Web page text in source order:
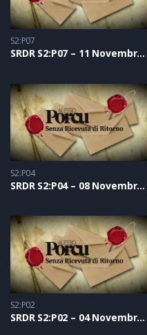
S2:P07
SRDR S2:P07 – 11 Novembre 2021
S2:P04
SRDR S2:P04 – 08 Novembre 2021
S2:P02
SRDR S2:P02 – 04 Novembre 2021